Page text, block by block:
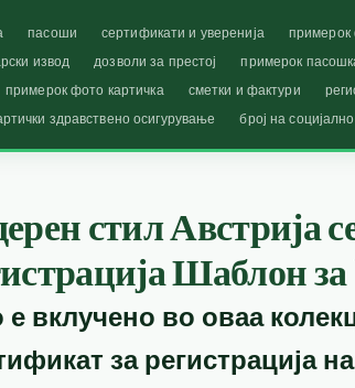
пасоши сертификати и уверенија примерок
извод дозволи за престој примерок
примерок фото картичка сметки и фактури
здравствено осигурување број на
стил Австрија
Шаблон
вклучено во оваа
за регистрација